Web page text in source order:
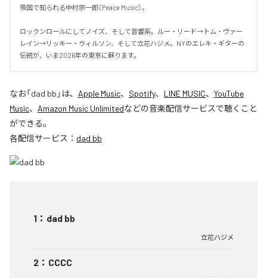
帝国で知られる中村宗一郎（Peace Music）。
ロックンロールにしてノイズ、そして音響系。ルー・リード→トム・ヴァー
レイン→リッキー・ウィルソン、そして立花ハジメ。NYのエレキ・ギターの
伝統が、いま2026年の東京に蘇ります。
なお「dad bb 」は、 Apple Music、 Spotify、 LINE MUSIC、 YouTube
Music、 Amazon Music Unlimitedなどの音楽配信サービスで聴くこと
ができる。
各配信サービス： dad bb
1 ： dad bb
立花ハジメ
2 ： CCCC